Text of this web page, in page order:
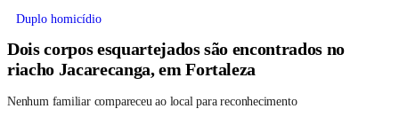
Duplo homicídio
Dois corpos esquartejados são encontrados no
riacho Jacarecanga, em Fortaleza
Nenhum familiar compareceu ao local para reconhecimento